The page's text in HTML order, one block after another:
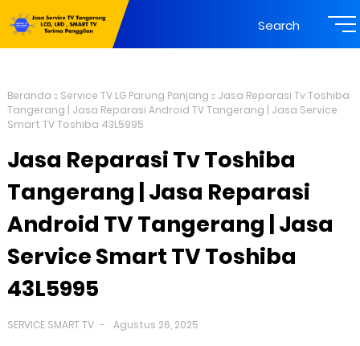
Search
Beranda Service TV LG Parung Panjang
Jasa Reparasi Tv Toshiba
Tangerang | Jasa Reparasi Android TV Tangerang | Jasa Service
Smart TV Toshiba 43L5995
Jasa Reparasi Tv Toshiba
Tangerang | Jasa Reparasi
Android TV Tangerang | Jasa
Service Smart TV Toshiba
43L5995
SERVICE SMART TV Agustus 26, 2025